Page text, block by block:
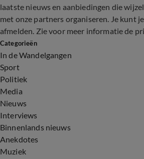
laatste nieuws en aanbiedingen die
met onze partners organiseren. Je kunt
afmelden. Zie voor meer informatie de
Categorieën
In de Wandelgangen
Sport
Politiek
Media
Nieuws
Interviews
Binnenlands nieuws
Anekdotes
Muziek